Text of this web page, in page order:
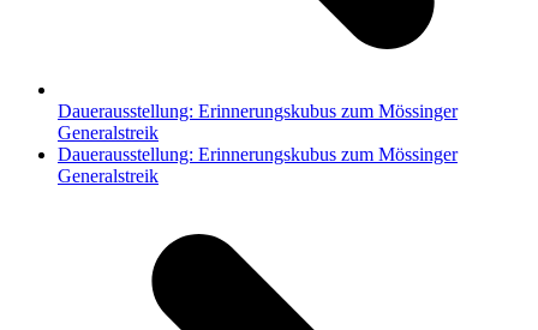
Dauerausstellung: Erinnerungskubus zum Mössinger
Generalstreik
Nächster
Beitrag:
Dauerausstellung: Erinnerungskubus zum Mössinger
Generalstreik